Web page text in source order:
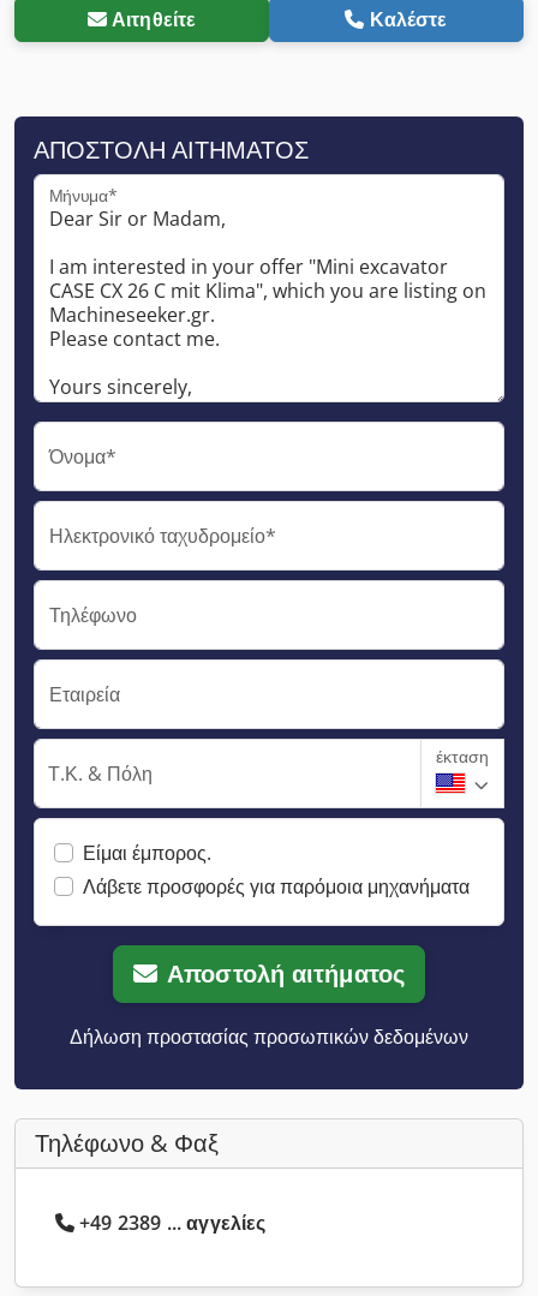
Αιτηθείτε Καλέστε
ΑΠΟΣΤΟΛΉ ΑΙΤΉΜΑΤΟΣ
Μήνυμα*
Όνομα*
Ηλεκτρονικό ταχυδρομείο*
Τηλέφωνο
Εταιρεία
Τ.Κ. & Πόλη
έκταση
Είμαι έμπορος.
Λάβετε προσφορές για παρόμοια μηχανήματα
Αποστολή αιτήματος
Δήλωση προστασίας προσωπικών δεδομένων
Τηλέφωνο & Φαξ
+49 2389 ... αγγελίες